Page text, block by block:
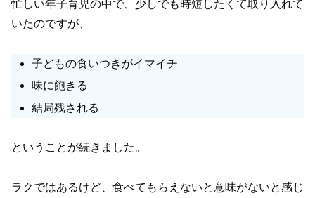
忙しい年子育児の中で、少しでも時短したくて取り入れて
いたのですが、
子どもの食いつきがイマイチ
味に飽きる
結局残される
ということが続きました。
ラクではあるけど、食べてもらえないと意味がないと感じ